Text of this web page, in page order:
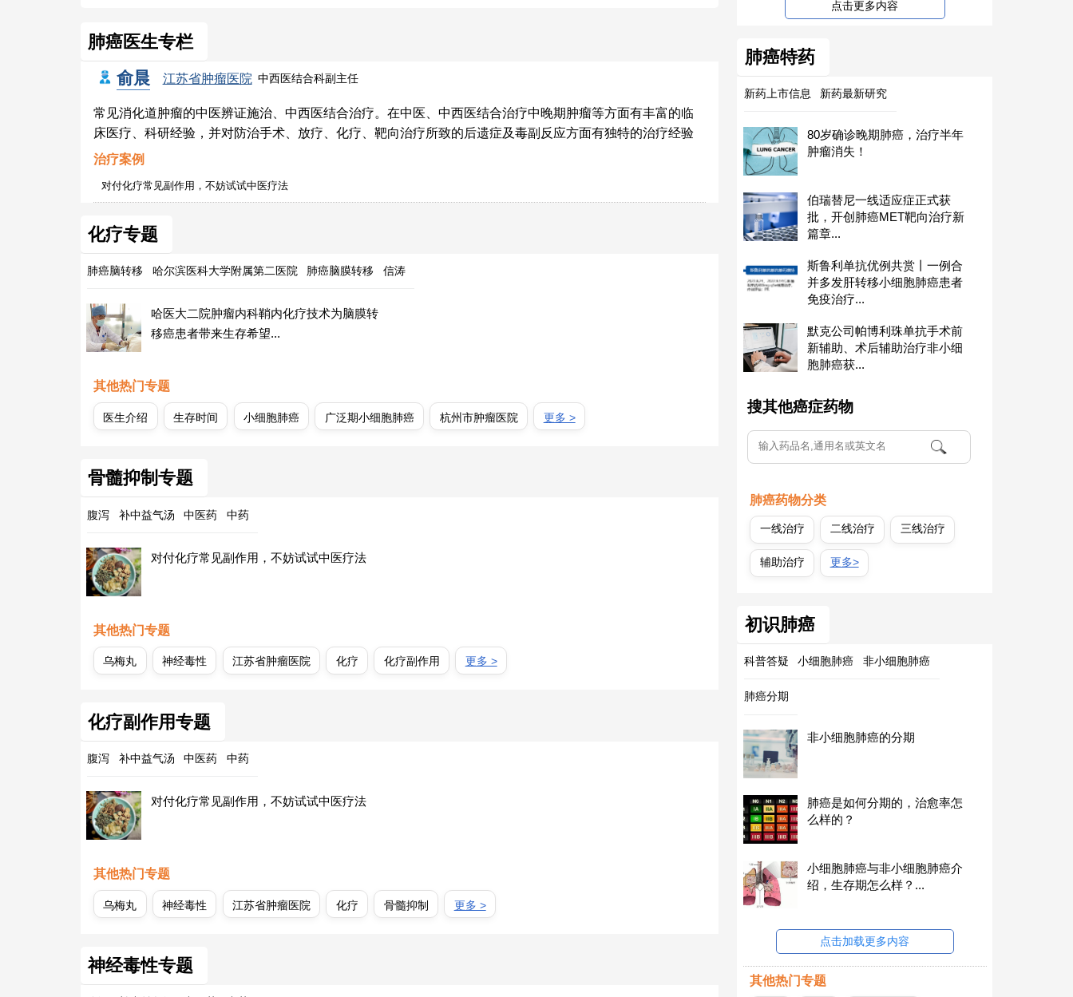
肺癌医生专栏
俞晨 江苏省肿瘤医院 中西医结合科副主任
常见消化道肿瘤的中医辨证施治、中西医结合治疗。在中医、中西医结合治疗中晚期肿瘤等方面有丰富的临
床医疗、科研经验，并对防治手术、放疗、化疗、靶向治疗所致的后遗症及毒副反应方面有独特的治疗经验
治疗案例
对付化疗常见副作用，不妨试试中医疗法
化疗专题
肺癌脑转移 哈尔滨医科大学附属第二医院 肺癌脑膜转移 信涛
哈医大二院肿瘤内科鞘内化疗技术为脑膜转
移癌患者带来生存希望...
其他热门专题
医生介绍 生存时间 小细胞肺癌 广泛期小细胞肺癌 杭州市肿瘤医院 更多 >
骨髓抑制专题
腹泻 补中益气汤 中医药 中药
对付化疗常见副作用，不妨试试中医疗法
其他热门专题
乌梅丸 神经毒性 江苏省肿瘤医院 化疗 化疗副作用 更多 >
化疗副作用专题
腹泻 补中益气汤 中医药 中药
对付化疗常见副作用，不妨试试中医疗法
其他热门专题
乌梅丸 神经毒性 江苏省肿瘤医院 化疗 骨髓抑制 更多 >
神经毒性专题
点击更多内容
肺癌特药
新药上市信息 新药最新研究
80岁确诊晚期肺癌，治疗半年
肿瘤消失！
伯瑞替尼一线适应症正式获
批，开创肺癌MET靶向治疗新
篇章...
斯鲁利单抗优例共赏丨一例合
并多发肝转移小细胞肺癌患者
免疫治疗...
默克公司帕博利珠单抗手术前
新辅助、术后辅助治疗非小细
胞肺癌获...
搜其他癌症药物
肺癌药物分类
一线治疗 二线治疗 三线治疗
辅助治疗 更多>
初识肺癌
科普答疑 小细胞肺癌 非小细胞肺癌
肺癌分期
非小细胞肺癌的分期
肺癌是如何分期的，治愈率怎
么样的？
小细胞肺癌与非小细胞肺癌介
绍，生存期怎么样？...
点击加载更多内容
其他热门专题